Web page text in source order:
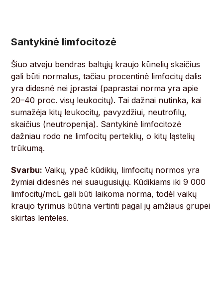
Santykinė limfocitozė
Šiuo atveju bendras baltųjų kraujo kūnelių skaičius
gali būti normalus, tačiau procentinė limfocitų dalis
yra didesnė nei įprastai (paprastai norma yra apie
20–40 proc. visų leukocitų). Tai dažnai nutinka, kai
sumažėja kitų leukocitų, pavyzdžiui, neutrofilų,
skaičius (neutropenija). Santykinė limfocitozė
dažniau rodo ne limfocitų perteklių, o kitų ląstelių
trūkumą.
Svarbu: Vaikų, ypač kūdikių, limfocitų normos yra
žymiai didesnės nei suaugusiųjų. Kūdikiams iki 9 000
limfocitų/mcL gali būti laikoma norma, todėl vaikų
kraujo tyrimus būtina vertinti pagal jų amžiaus grupei
skirtas lenteles.